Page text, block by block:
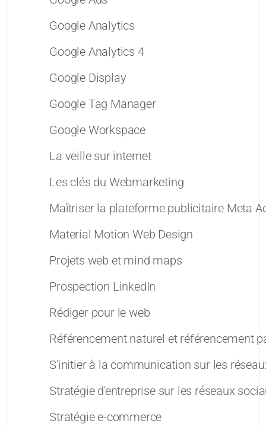
Google Analytics
Google Analytics 4
Google Display
Google Tag Manager
Google Workspace
La veille sur internet
Les clés du Webmarketing
Maîtriser la plateforme publicitaire Meta
Material Motion Web Design
Projets web et mind maps
Prospection LinkedIn
Rédiger pour le web
Référencement naturel et référencement
S'initier à la communication sur les
Stratégie d'entreprise sur les réseaux
Stratégie e-commerce